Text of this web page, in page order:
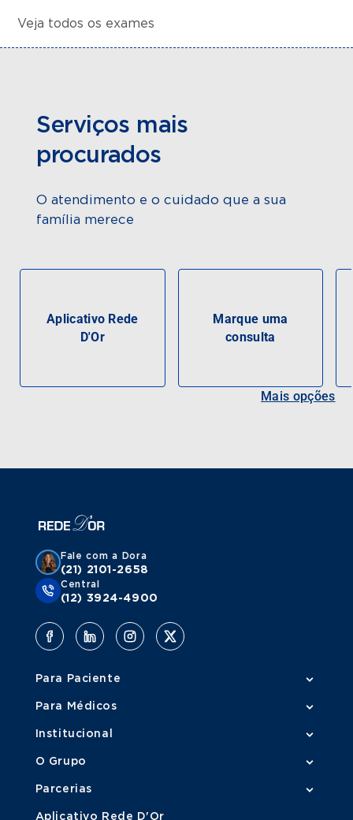
Veja todos os exames
Serviços mais
procurados
O atendimento e o cuidado que a sua
família merece
Aplicativo Rede
D'Or
Marque uma
consulta
Mais opções
Fale com a Dora
(21) 2101-2658
Central
(12) 3924-4900
Para Paciente
Para Médicos
Institucional
O Grupo
Parcerias
Aplicativo Rede D'Or